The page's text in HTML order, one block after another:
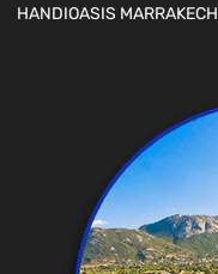
HANDIOASIS MARRAKECH